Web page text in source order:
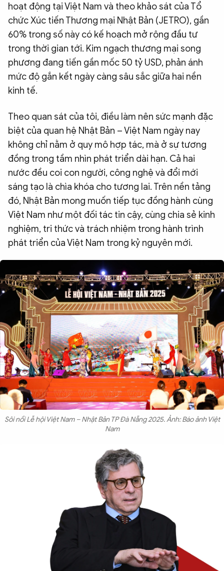
hoạt động tại Việt Nam và theo khảo sát của Tổ
chức Xúc tiến Thương mại Nhật Bản (JETRO), gần
60% trong số này có kế hoạch mở rộng đầu tư
trong thời gian tới. Kim ngạch thương mại song
phương đang tiến gần mốc 50 tỷ USD, phản ánh
mức độ gắn kết ngày càng sâu sắc giữa hai nền
kinh tế.
Theo quan sát của tôi, điều làm nên sức mạnh đặc
biệt của quan hệ Nhật Bản – Việt Nam ngày nay
không chỉ nằm ở quy mô hợp tác, mà ở sự tương
đồng trong tầm nhìn phát triển dài hạn. Cả hai
nước đều coi con người, công nghệ và đổi mới
sáng tạo là chìa khóa cho tương lai. Trên nền tảng
đó, Nhật Bản mong muốn tiếp tục đồng hành cùng
Việt Nam như một đối tác tin cậy, cùng chia sẻ kinh
nghiệm, tri thức và trách nhiệm trong hành trình
phát triển của Việt Nam trong kỷ nguyên mới.
Sôi nổi Lễ hội Việt Nam – Nhật Bản TP Đà Nẵng 2025. Ảnh: Báo ảnh Việt
Nam